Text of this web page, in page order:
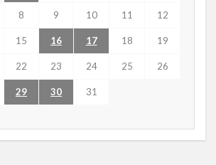
8 9 10 11 12
15 16 17 18 19
22 23 24 25 26
29 30
31